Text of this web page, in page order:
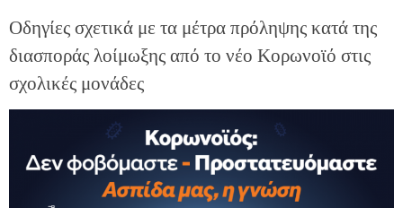
Οδηγίες σχετικά με τα μέτρα πρόληψης κατά της
διασποράς λοίμωξης από το νέο Κορωνοϊό στις
σχολικές μονάδες